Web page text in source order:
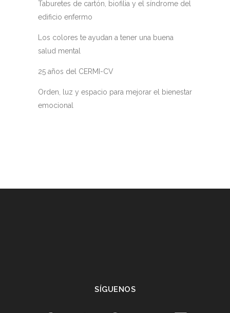
Taburetes de cartón, biofilia y el síndrome del
edificio enfermo
Los colores te ayudan a tener una buena
salud mental
25 años del CERMI-CV
Orden, luz y espacio para mejorar el bienestar
emocional
SÍGUENOS